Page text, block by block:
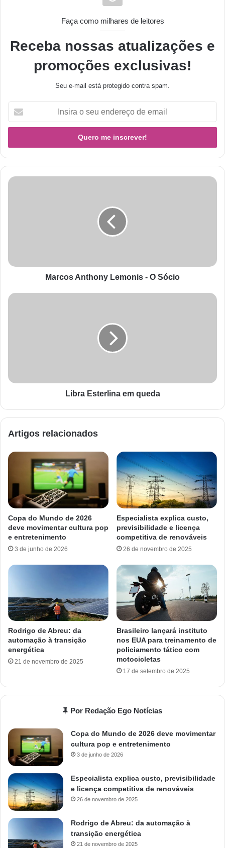
Faça como milhares de leitores
Receba nossas atualizações e
promoções exclusivas!
Seu e-mail está protegido contra spam.
Marcos Anthony Lemonis - O Sócio
Libra Esterlina em queda
Artigos relacionados
Copa do Mundo de 2026
deve movimentar cultura pop
e entretenimento
3 de junho de 2026
Especialista explica custo,
previsibilidade e licença
competitiva de renováveis
26 de novembro de 2025
Rodrigo de Abreu: da
automação à transição
energética
21 de novembro de 2025
Brasileiro lançará instituto
nos EUA para treinamento de
policiamento tático com
motocicletas
17 de setembro de 2025
Por Redação Ego Notícias
Copa do Mundo de 2026 deve movimentar
cultura pop e entretenimento
3 de junho de 2026
Especialista explica custo, previsibilidade
e licença competitiva de renováveis
26 de novembro de 2025
Rodrigo de Abreu: da automação à
transição energética
21 de novembro de 2025